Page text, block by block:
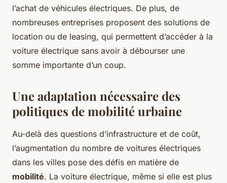
l’achat de véhicules électriques. De plus, de
nombreuses entreprises proposent des solutions de
location ou de leasing, qui permettent d’accéder à la
voiture électrique sans avoir à débourser une
somme importante d’un coup.
Une adaptation nécessaire des
politiques de mobilité urbaine
Au-delà des questions d’infrastructure et de coût,
l’augmentation du nombre de voitures électriques
dans les villes pose des défis en matière de
mobilité. La voiture électrique, même si elle est plus